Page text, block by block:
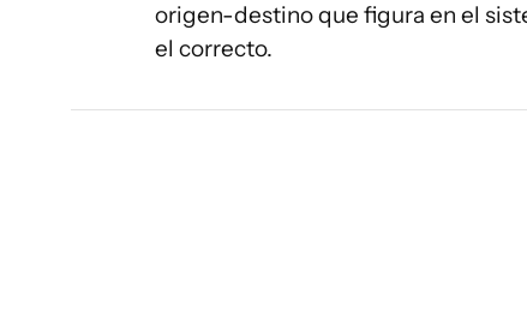
origen-destino que figura en el
el correcto.